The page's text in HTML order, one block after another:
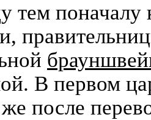
тем поначалу
В первом
же после